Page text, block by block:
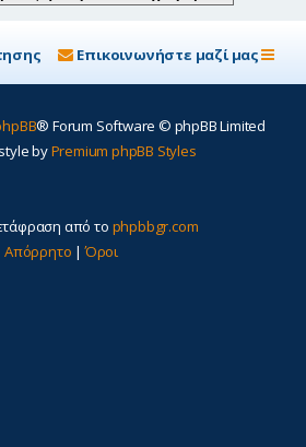
Επικοινωνήστε μαζί μας
® Forum Software © phpBB Limited
byPremium phpBB Styles
από το phpbbgr.com
Απόρρητο |Όροι